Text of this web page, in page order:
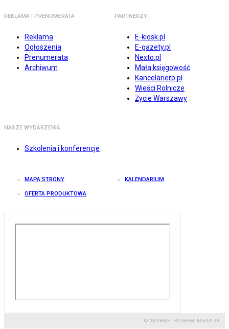
REKLAMA I PRENUMERATA
Reklama
Ogłoszenia
Prenumerata
Archiwum
PARTNERZY
E-kiosk.pl
E-gazety.pl
Nexto.pl
Mała księgowość
Kancelarierp.pl
Wieści Rolnicze
Życie Warszawy
NASZE WYDARZENIA
Szkolenia i konferencje
MAPA STRONY KALENDARIUM
OFERTA PRODUKTOWA
© COPYRIGHT BY GREMI MEDIA SA